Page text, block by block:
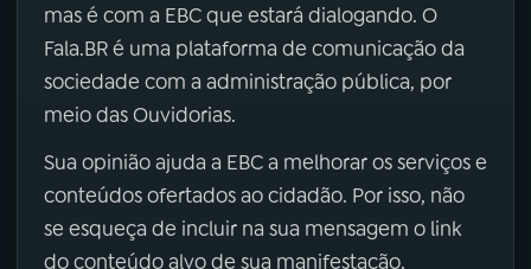
mas é com a EBC que estará dialogando. O
Fala.BR é uma plataforma de comunicação da
sociedade com a administração pública, por
meio das Ouvidorias.
Sua opinião ajuda a EBC a melhorar os serviços e
conteúdos ofertados ao cidadão. Por isso, não
se esqueça de incluir na sua mensagem o link
do conteúdo alvo de sua manifestação.